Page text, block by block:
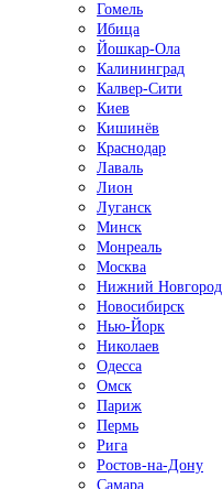
Гомель
Ибица
Йошкар-Ола
Калининград
Калвер-Сити
Киев
Кишинёв
Краснодар
Лаваль
Лион
Луганск
Минск
Монреаль
Москва
Нижний Новгород
Новосибирск
Нью-Йорк
Николаев
Одесса
Омск
Париж
Пермь
Рига
Ростов-на-Дону
Самара